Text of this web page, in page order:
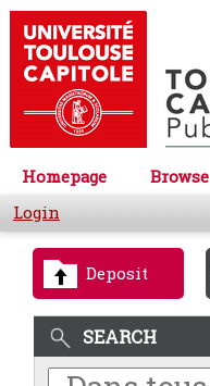
Homepage Browse
Login
Deposit
SEARCH